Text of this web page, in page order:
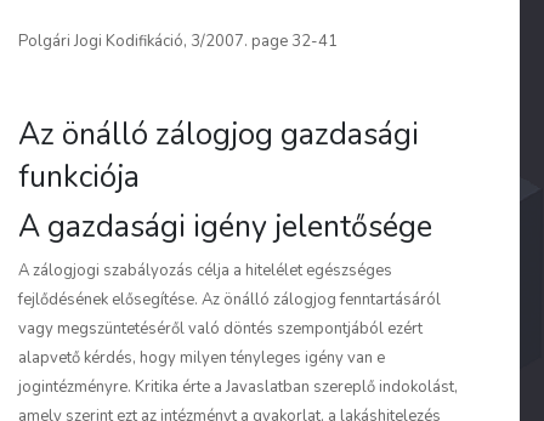
Polgári Jogi Kodifikáció, 3/2007. page 32-41
Az önálló zálogjog gazdasági
funkciója
A gazdasági igény jelentősége
A zálogjogi szabályozás célja a hitelélet egészséges
fejlődésének elősegítése. Az önálló zálogjog fenntartásáról
vagy megszüntetéséről való döntés szempontjából ezért
alapvető kérdés, hogy milyen tényleges igény van e
jogintézményre. Kritika érte a Javaslatban szereplő indokolást,
amely szerint ezt az intézményt a gyakorlat, a lakáshitelezés